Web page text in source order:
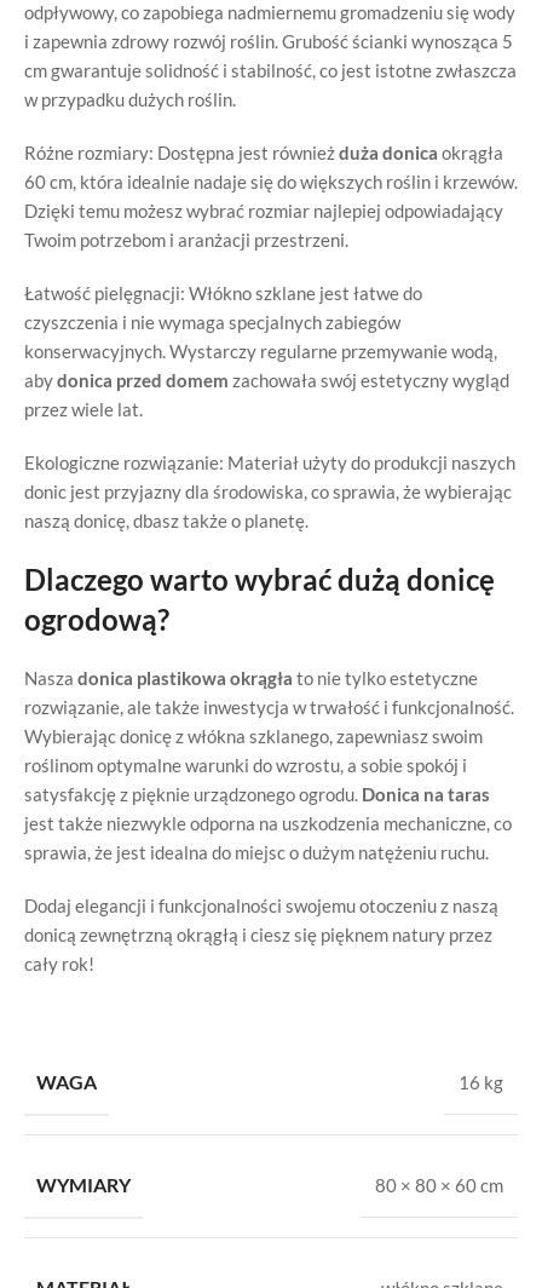
odpływowy, co zapobiega nadmiernemu gromadzeniu się wody
i zapewnia zdrowy rozwój roślin. Grubość ścianki wynosząca 5
cm gwarantuje solidność i stabilność, co jest istotne zwłaszcza
w przypadku dużych roślin.
Różne rozmiary: Dostępna jest równieżduża donica okrągła
60 cm, która idealnie nadaje się do większych roślin i krzewów.
Dzięki temu możesz wybrać rozmiar najlepiej odpowiadający
Twoim potrzebom i aranżacji przestrzeni.
Łatwość pielęgnacji: Włókno szklane jest łatwe do
czyszczenia i nie wymaga specjalnych zabiegów
konserwacyjnych. Wystarczy regularne przemywanie wodą,
abydonica przed domem zachowała swój estetyczny wygląd
przez wiele lat.
Ekologiczne rozwiązanie: Materiał użyty do produkcji naszych
donic jest przyjazny dla środowiska, co sprawia, że wybierając
naszą donicę, dbasz także o planetę.
Dlaczego warto wybrać dużą donicę
ogrodową?
Nasza donica plastikowa okrągła to nie tylko estetyczne
rozwiązanie, ale także inwestycja w trwałość i funkcjonalność.
Wybierając donicę z włókna szklanego, zapewniasz swoim
roślinom optymalne warunki do wzrostu, a sobie spokój i
satysfakcję z pięknie urządzonego ogrodu. Donica na taras
jest także niezwykle odporna na uszkodzenia mechaniczne, co
sprawia, że jest idealna do miejsc o dużym natężeniu ruchu.
Dodaj elegancji i funkcjonalności swojemu otoczeniu z naszą
donicą zewnętrzną okrągłą i ciesz się pięknem natury przez
cały rok!
WAGA 16 kg
WYMIARY 80 × 80 × 60 cm